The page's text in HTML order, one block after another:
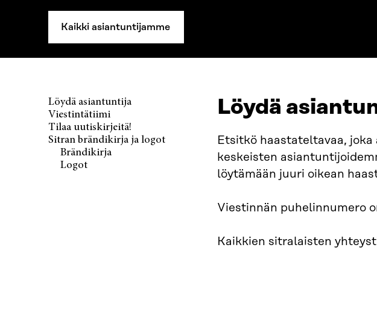
Kaikki asiantuntijamme
Löydä asiantuntija
Viestintätiimi
Tilaa uutiskirjeitä!
Sitran brändikirja ja logot
Brändikirja
Logot
Löydä
Etsitkö haastateltavaa,
keskeisten
löytämään juuri oikean
Viestinnän puhelinnumero
Kaikkien sitralaisten